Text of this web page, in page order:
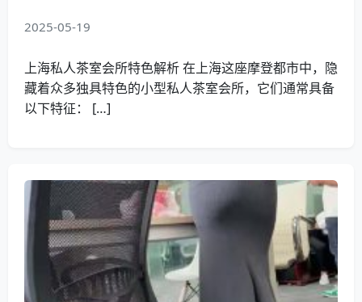
2025-05-19
上海私人茶室会所特色解析 在上海这座摩登都市中，隐
藏着众多独具特色的小型私人茶室会所，它们通常具备
以下特征： […]